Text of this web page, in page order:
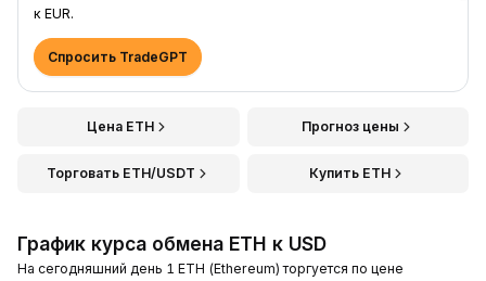
к EUR.
Спросить TradeGPT
Цена ETH Прогноз цены
Торговать ETH/USDT Купить ETH
График курса обмена ETH к USD
На сегодняшний день 1 ETH (Ethereum) торгуется по цене